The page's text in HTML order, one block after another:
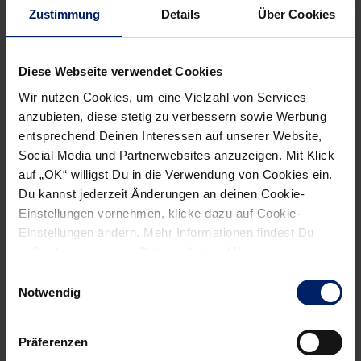
Zustimmung Details Über Cookies
Diese Webseite verwendet Cookies
Wir nutzen Cookies, um eine Vielzahl von Services
anzubieten, diese stetig zu verbessern sowie Werbung
entsprechend Deinen Interessen auf unserer Website,
Social Media und Partnerwebsites anzuzeigen. Mit Klick
auf „OK“ willigst Du in die Verwendung von Cookies ein.
Du kannst jederzeit Änderungen an deinen Cookie-
Einstellungen vornehmen, klicke dazu auf Cookie-
Einstellungen ändern. Mehr Informationen findest Du
außerdem in unsererDatenschutzerklärung.
Notwendig
Präferenzen
den Platzhirschen Veszprem, Zagreb und Brest einordnen.
Pelister vor allem der bullige Kreisläufer Tomislav Kusan
heraus, der den Innenblock der Löwen am Dienstag schon
alleine qua seiner physischen Erscheinung beschäftigen
wird. Mit drei Jahren spanischer Liga auf dem Buckel weiß
er genau, wie man sich am Kreis idealerweise zu verhalten
hat, und könnte im Zusammenspiel mit Josip Peric die
Löwen-Abwehr vor Probleme stellen.
NEWSLETTER
Wenn du per E-Mail über Aktuelles aus der Löwenwelt
informiert werden willst, kannst du den Rhein-Neckar Löwen